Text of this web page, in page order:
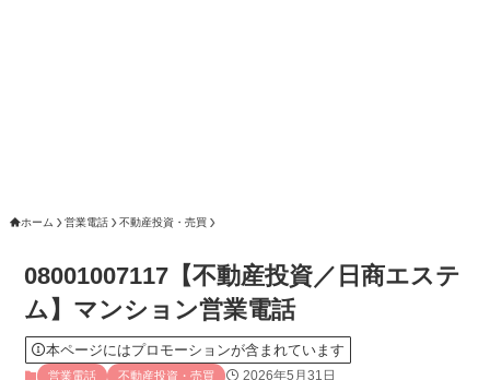
ホーム 営業電話 不動産投資・売買
08001007117【不動産投資／日商エステ
ム】マンション営業電話
本ページにはプロモーションが含まれています
営業電話 不動産投資・売買 2026年5月31日